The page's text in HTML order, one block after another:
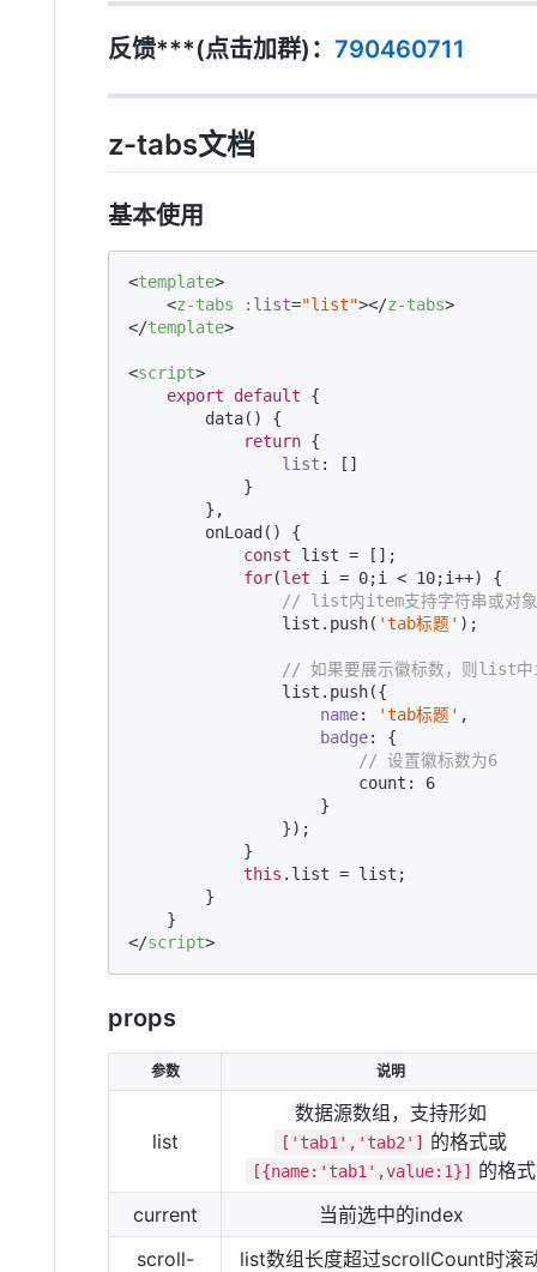
反馈***(点击加群)： 790460711
z-tabs文档
基本使用
<template>
<z-tabs :list="list"></z-tabs>
</template>
<script>
export
default {
        data() {
return {
list : []
            }
        },
        onLoad() {
const list = [];
for(let i = 0;i < 10;i++) {
// list内item支持字符串或对象
                list.push(
'tab标题' );
// 如果要展示徽标数，则list中
                list.push({
name: 'tab标题' ,
badge: {
// 设置徽标数为6
                        count:
6
                    }
                });
            }
this .list = list;
        }
</script>
props
参数 说明
list
数据源数组，支持形如
['tab1','tab2'] 的格式或
[{name:'tab1',value:1}]
的格式
current
当前选中的index
scroll-
list数组长度超过scrollCount时滚